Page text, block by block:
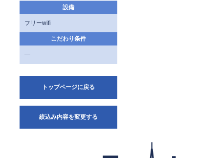
設備
フリーwifi
こだわり条件
—
トップページに戻る
絞込み内容を変更する